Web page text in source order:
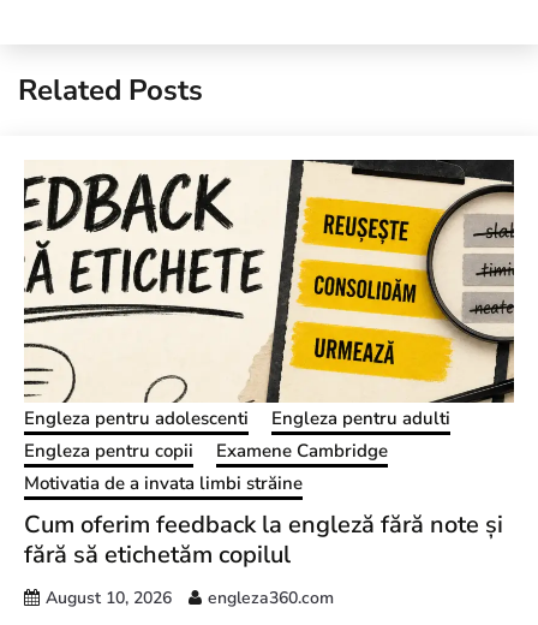
Related Posts
Engleza pentru adolescenti
Engleza pentru adulti
Engleza pentru copii
Examene Cambridge
Motivatia de a invata limbi străine
Cum oferim feedback la engleză fără note și
fără să etichetăm copilul
August 10, 2026 engleza360.com